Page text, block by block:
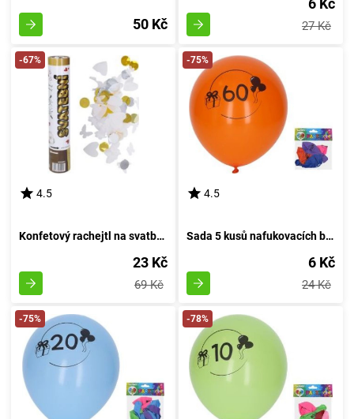
50 Kč
6 Kč
27 Kč
-67%
4.5
Konfetový rachejtl na svatbu, výstřelový, délka 30 cm
23 Kč
69 Kč
-75%
4.5
Sada 5 kusů nafukovacích balónků o průměru 30 cm - číslo 60
6 Kč
24 Kč
-75% -78%